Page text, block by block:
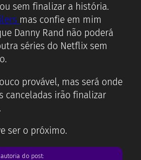
sem finalizar a história.
mas confie em mim
Danny Rand não poderá
séries do Netflix sem
provável, mas será onde
canceladas irão finalizar
ser o próximo.
do post: